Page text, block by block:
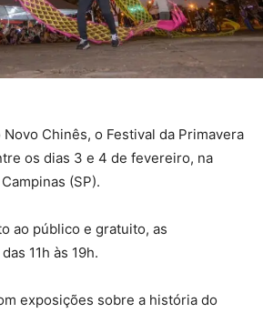
Chinês, o Festival da Primavera
os dias 3 e 4 de fevereiro, na
(SP).
ao público e gratuito, as
11h às 19h.
exposições sobre a história do